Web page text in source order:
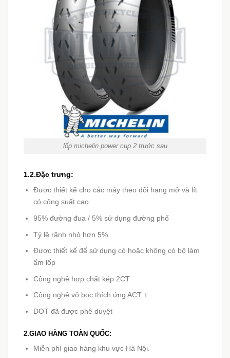
lốp michelin power cup 2 trước sau
1.2.Đặc trưng:
Được thiết kế cho các máy theo dõi hạng mở và lít
có công suất cao
95% đường đua / 5% sử dụng đường phố
Tỷ lệ rãnh nhỏ hơn 5%
Được thiết kế để sử dụng có hoặc không có bộ làm
ấm lốp
Công nghệ hợp chất kép 2CT
Công nghệ vỏ bọc thích ứng ACT +
DOT đã được phê duyệt
2.GIAO HÀNG TOÀN QUỐC:
Miễn phí giao hàng khu vực Hà Nội.